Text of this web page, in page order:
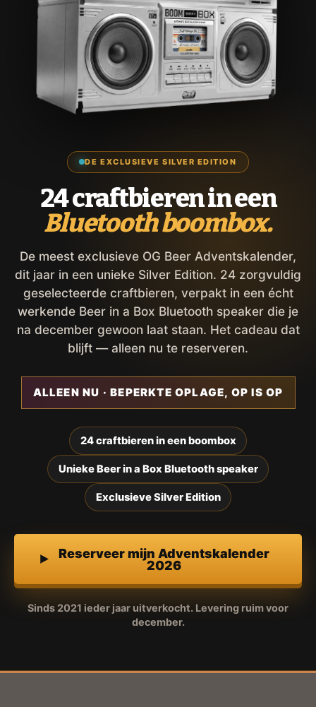
DE EXCLUSIEVE SILVER EDITION
24 craftbieren in een
Bluetooth boombox.
De meest exclusieve OG Beer Adventskalender,
dit jaar in een unieke Silver Edition. 24 zorgvuldig
geselecteerde craftbieren, verpakt in een écht
werkende Beer in a Box Bluetooth speaker die je
na december gewoon laat staan. Het cadeau dat
blijft — alleen nu te reserveren.
ALLEEN NU · BEPERKTE OPLAGE, OP IS OP
24 craftbieren in een boombox
Unieke Beer in a Box Bluetooth speaker
Exclusieve Silver Edition
Reserveer mijn Adventskalender
2026
Sinds 2021 ieder jaar uitverkocht. Levering ruim voor
december.